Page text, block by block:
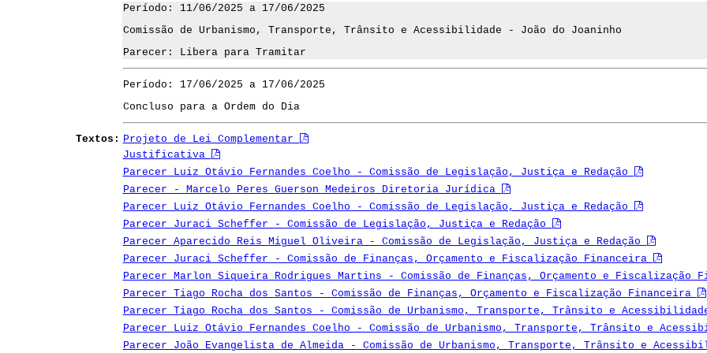
Período: 11/06/2025 a 17/06/2025
Comissão de Urbanismo, Transporte, Trânsito e Acessibilidade - João do Joaninho
Parecer: Libera para Tramitar
Período: 17/06/2025 a 17/06/2025
Concluso para a Ordem do Dia
Textos: Projeto de Lei Complementar
Justificativa
Parecer Luiz Otávio Fernandes Coelho - Comissão de Legislação, Justiça e Redação
Parecer - Marcelo Peres Guerson Medeiros Diretoria Jurídica
Parecer Luiz Otávio Fernandes Coelho - Comissão de Legislação, Justiça e Redação
Parecer Juraci Scheffer - Comissão de Legislação, Justiça e Redação
Parecer Aparecido Reis Miguel Oliveira - Comissão de Legislação, Justiça e Redação
Parecer Juraci Scheffer - Comissão de Finanças, Orçamento e Fiscalização Financeira
Parecer Marlon Siqueira Rodrigues Martins - Comissão de Finanças, Orçamento e Fiscalização
Parecer Tiago Rocha dos Santos - Comissão de Finanças, Orçamento e Fiscalização Financeira
Parecer Tiago Rocha dos Santos - Comissão de Urbanismo, Transporte, Trânsito e
Parecer Luiz Otávio Fernandes Coelho - Comissão de Urbanismo, Transporte, Trânsito e
Parecer João Evangelista de Almeida - Comissão de Urbanismo, Transporte, Trânsito e